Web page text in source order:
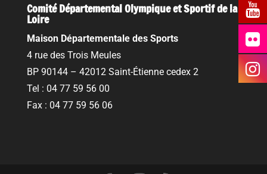
Comité Départemental Olympique et Sportif de la
Loire
Maison Départementale des Sports
4 rue des Trois Meules
BP 90144 – 42012 Saint-Étienne cedex 2
Tel : 04 77 59 56 00
Fax : 04 77 59 56 06